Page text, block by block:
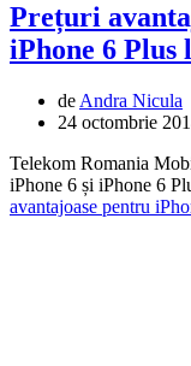
Prețuri
iPhone 6 Plus
de Andra Nicula
24 octombrie
Telekom Romania
iPhone 6 și iPhone 6
avantajoase pentru